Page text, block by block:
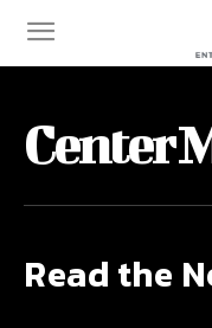
Center
Read the